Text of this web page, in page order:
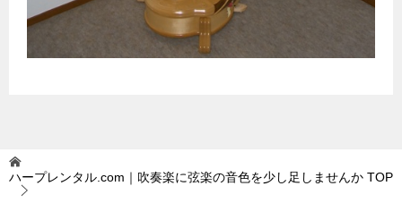
ハープレンタル.com｜吹奏楽に弦楽の音色を少し足しませんか TOP